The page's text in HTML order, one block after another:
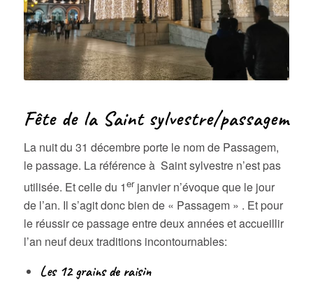
Fête de la Saint sylvestre/passagem
La nuit du 31 décembre porte le nom de Passagem,
le passage. La référence à Saint sylvestre n’est pas
utilisée. Et celle du 1erjanvier n’évoque que le jour
de l’an. Il s’agit donc bien de « Passagem » . Et pour
le réussir ce passage entre deux années et accueillir
l’an neuf deux traditions incontournables:
Les 12 grains de raisin